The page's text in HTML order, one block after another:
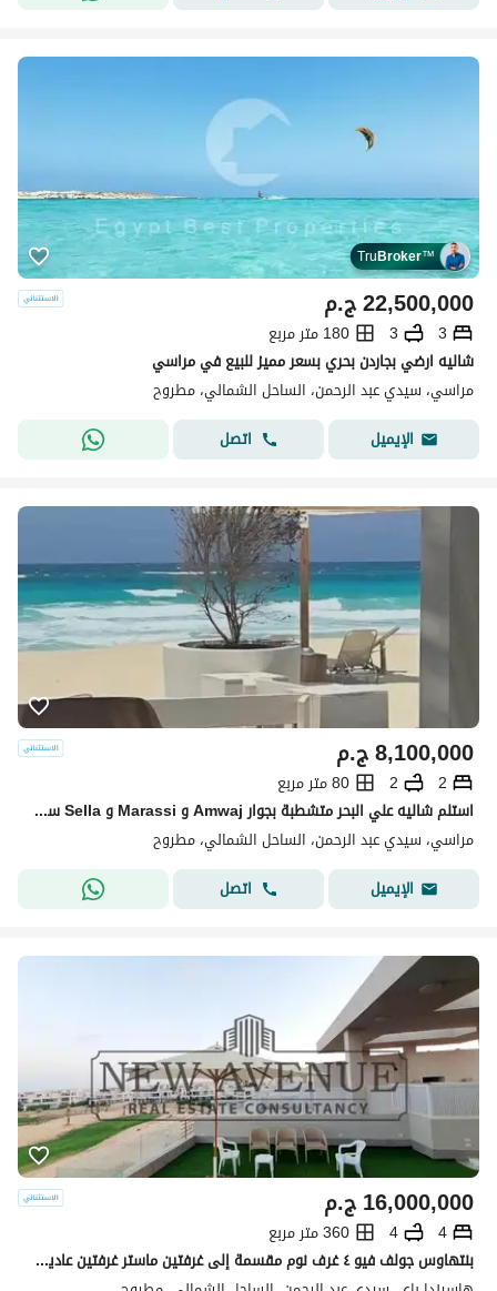
TruBroker™
ج.م22,500,000
3
3
180 متر مربع
شاليه ارضي بجاردن بحري بسعر مميز للبيع في مراسي
مراسي، سيدي عبد الرحمن، الساحل الشمالي، مطروح
الإيميل
اتصل
ج.م8,100,000
2
2
80 متر مربع
استلم شاليه علي البحر متشطبة بجوار Amwaj و Marassi و Sella سيدي عبد الرحمن الساحل الشمالي
مراسي، سيدي عبد الرحمن، الساحل الشمالي، مطروح
الإيميل
اتصل
ج.م16,000,000
4
4
360 متر مربع
بنتهاوس جولف فيو ٤ غرف نوم مقسمة إلى غرفتين ماستر غرفتين عاديتين ٤ حمامات غرفة خادمة في هاسيند باي متشطب بالكامل